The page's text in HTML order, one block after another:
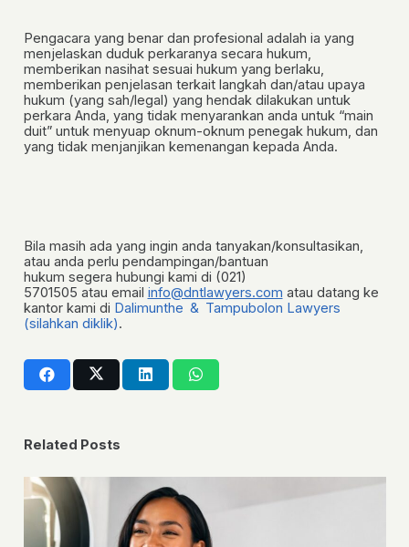
Pengacara yang benar dan profesional adalah ia yang
menjelaskan duduk perkaranya secara hukum,
memberikan nasihat sesuai hukum yang berlaku,
memberikan penjelasan terkait langkah dan/atau upaya
hukum (yang sah/legal) yang hendak dilakukan untuk
perkara Anda, yang tidak menyarankan anda untuk “main
duit” untuk menyuap oknum-oknum penegak hukum, dan
yang tidak menjanjikan kemenangan kepada Anda.
Bila masih ada yang ingin anda tanyakan/konsultasikan,
atau anda perlu pendampingan/bantuan
hukum segera hubungi kami di (021)
5701505 atau email info@dntlawyers.com atau datang ke
kantor kami di Dalimunthe & Tampubolon Lawyers
(silahkan diklik).
Related Posts